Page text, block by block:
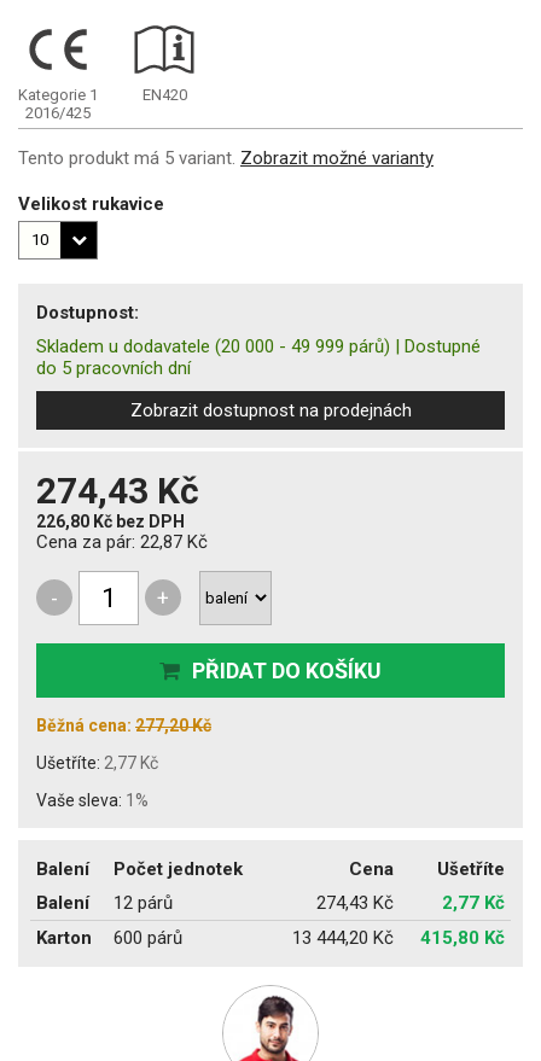
Kategorie 1
2016/425
EN420
Tento produkt má 5 variant. Zobrazit možné varianty
Velikost rukavice
Dostupnost:
Skladem u dodavatele (20 000 - 49 999 párů) | Dostupné
do 5 pracovních dní
Zobrazit dostupnost na prodejnách
274,43 Kč
226,80 Kč bez DPH
Cena za pár: 22,87 Kč
- +
PŘIDAT DO KOŠÍKU
Běžná cena: 277,20 Kč
Ušetříte: 2,77 Kč
Vaše sleva: 1%
Balení Počet jednotek Cena
Ušetříte
Balení
12 párů 274,43 Kč
2,77 Kč
Karton
600 párů 13 444,20 Kč 415,80 Kč